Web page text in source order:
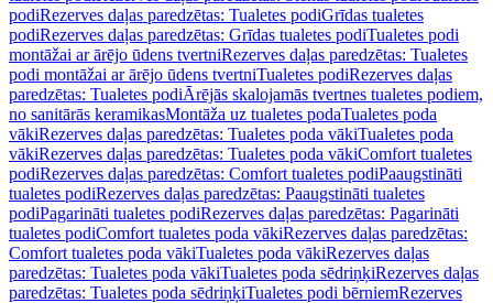
podiRezerves daļas paredzētas: Tualetes podiGrīdas tualetes
podiRezerves daļas paredzētas: Grīdas tualetes podiTualetes podi
montāžai ar ārējo ūdens tvertniRezerves daļas paredzētas: Tualetes
podi montāžai ar ārējo ūdens tvertniTualetes podiRezerves daļas
paredzētas: Tualetes podiĀrējās skalojamās tvertnes tualetes podiem,
no sanitārās keramikasMontāža uz tualetes podaTualetes poda
vākiRezerves daļas paredzētas: Tualetes poda vākiTualetes poda
vākiRezerves daļas paredzētas: Tualetes poda vākiComfort tualetes
podiRezerves daļas paredzētas: Comfort tualetes podiPaaugstināti
tualetes podiRezerves daļas paredzētas: Paaugstināti tualetes
podiPagarināti tualetes podiRezerves daļas paredzētas: Pagarināti
tualetes podiComfort tualetes poda vākiRezerves daļas paredzētas:
Comfort tualetes poda vākiTualetes poda vākiRezerves daļas
paredzētas: Tualetes poda vākiTualetes poda sēdriņķiRezerves daļas
paredzētas: Tualetes poda sēdriņķiTualetes podi bērniemRezerves